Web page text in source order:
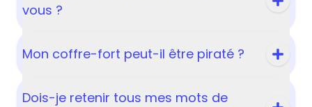
vous ?
Mon coffre-fort peut-il être piraté ?
Dois-je retenir tous mes mots de